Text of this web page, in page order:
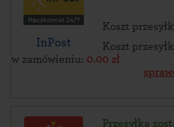
InPost
Koszt
Koszt
w zamówieniu: 0.00 zł
Przesyłka